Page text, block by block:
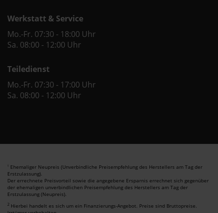
Werkstatt & Service
Mo.-Fr. 07:30 - 18:00 Uhr
Sa. 08:00 - 12:00 Uhr
Teiledienst
Mo.-Fr. 07:30 - 17:00 Uhr
Sa. 08:00 - 12:00 Uhr
1 Ehemaliger Neupreis (Unverbindliche Preisempfehlung des Herstellers am Tag der
Erstzulassung).
Der errechnete Preisvorteil sowie die angegebene Ersparnis errechnet sich gegenüber
der ehemaligen unverbindlichen Preisempfehlung des Herstellers am Tag der
Erstzulassung (Neupreis).
2 Hierbei handelt es sich um ein Finanzierungs-Angebot. Preise sind Bruttopreise.